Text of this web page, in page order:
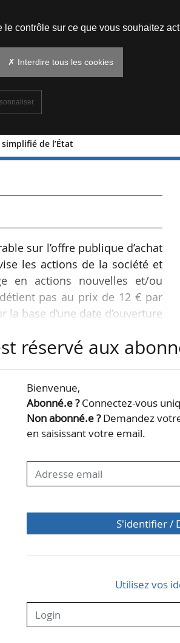
de l’État
publique d’achat
sur l’offre publique d’achat
les actions de la société et
en actions nouvelles et/ou
pas au prix de 12 € par
base d’une date d’ouverture
leurs titres à l’offre.
réservé aux
Bienvenue,
Abonné.e ?Connectez-vous
Non abonné.e ?Demandez
en saisissant votre email.
S'identifier /
Utilisez vos
contrôle sur ce que vous souhaitez
✗ Interdire tous les cookies